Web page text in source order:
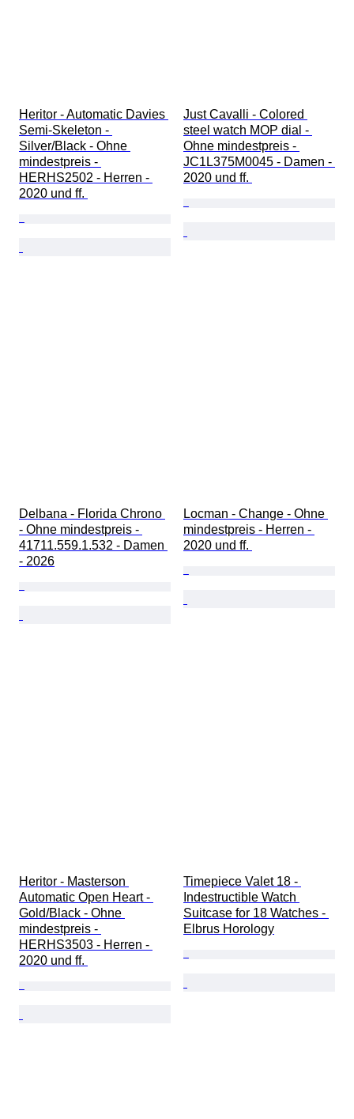
Heritor - Automatic Davies
Semi-Skeleton -
Silver/Black - Ohne
mindestpreis -
HERHS2502 - Herren -
2020 und ff.
Just Cavalli - Colored
steel watch MOP dial -
Ohne mindestpreis -
JC1L375M0045 - Damen -
2020 und ff.
Delbana - Florida Chrono
- Ohne mindestpreis -
41711.559.1.532 - Damen
- 2026
Locman - Change - Ohne
mindestpreis - Herren -
2020 und ff.
Heritor - Masterson
Automatic Open Heart -
Gold/Black - Ohne
mindestpreis -
HERHS3503 - Herren -
2020 und ff.
Timepiece Valet 18 -
Indestructible Watch
Suitcase for 18 Watches -
Elbrus Horology